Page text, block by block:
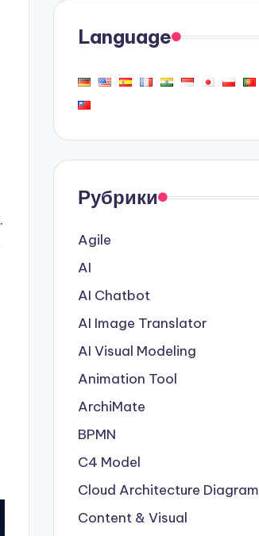
.
Language
Рубрики
Agile
AI
AI Chatbot
AI Image Translator
AI Visual Modeling
Animation Tool
ArchiMate
BPMN
C4 Model
Cloud Architecture Diagram
Content & Visual